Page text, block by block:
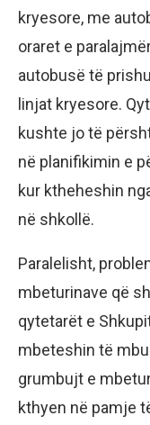
kryesore, me
oraret e
autobusë të
linjat kryesore.
kushte jo të
në planifikimin e
kur ktheheshin
në shkollë.
Paralelisht,
mbeturinave që
qytetarët e
mbeteshin të
grumbujt e
kthyen në pamje